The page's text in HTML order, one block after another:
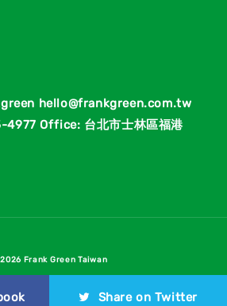
hello@frankgreen.com.tw
4977 Office: 台北市士林區福港
Frank Green Taiwan
Share on Twitter